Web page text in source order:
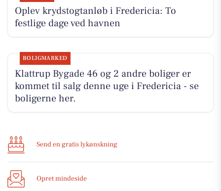
Oplev krydstogtanløb i Fredericia: To
festlige dage ved havnen
BOLIGMARKED
Klattrup Bygade 46 og 2 andre boliger er
kommet til salg denne uge i Fredericia - se
boligerne her.
Send en gratis lykønskning
Opret mindeside